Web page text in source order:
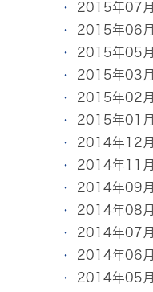
2015年07月
2015年06月
2015年05月
2015年03月
2015年02月
2015年01月
2014年12月
2014年11月
2014年09月
2014年08月
2014年07月
2014年06月
2014年05月